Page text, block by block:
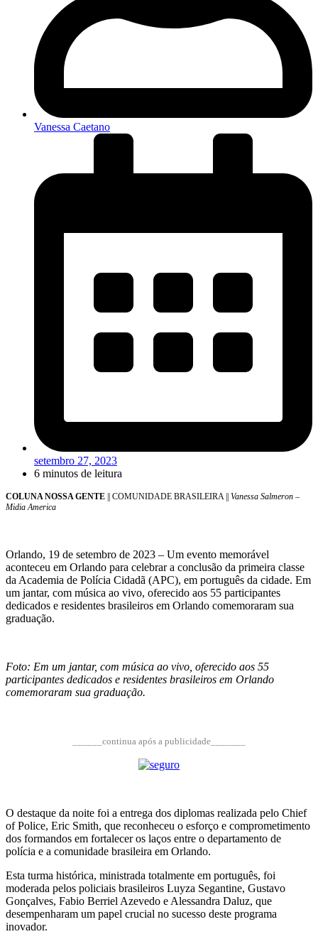
Vanessa Caetano
setembro 27, 2023
6 minutos de leitura
COLUNA NOSSA GENTE || COMUNIDADE BRASILEIRA || Vanessa Salmeron –
Midia America
Orlando, 19 de setembro de 2023 – Um evento memorável
aconteceu em Orlando para celebrar a conclusão da primeira classe
da Academia de Polícia Cidadã (APC), em português da cidade. Em
um jantar, com música ao vivo, oferecido aos 55 participantes
dedicados e residentes brasileiros em Orlando comemoraram sua
graduação.
Foto: Em um jantar, com música ao vivo, oferecido aos 55
participantes dedicados e residentes brasileiros em Orlando
comemoraram sua graduação.
______continua após a publicidade_______
O destaque da noite foi a entrega dos diplomas realizada pelo Chief
of Police, Eric Smith, que reconheceu o esforço e comprometimento
dos formandos em fortalecer os laços entre o departamento de
polícia e a comunidade brasileira em Orlando.
Esta turma histórica, ministrada totalmente em português, foi
moderada pelos policiais brasileiros Luyza Segantine, Gustavo
Gonçalves, Fabio Berriel Azevedo e Alessandra Daluz, que
desempenharam um papel crucial no sucesso deste programa
inovador.